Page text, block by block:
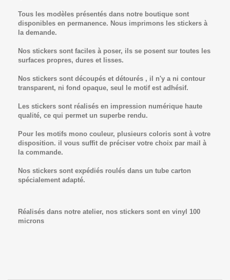
Tous les modèles présentés dans notre boutique sont
disponibles en permanence. Nous imprimons les stickers à
la demande.
Nos stickers sont faciles à poser, ils se posent sur toutes les
surfaces propres, dures et lisses.
Nos stickers sont découpés et détourés , il n'y a ni contour
transparent, ni fond opaque, seul le motif est adhésif.
Les stickers sont réalisés en impression numérique haute
qualité, ce qui permet un superbe rendu.
Pour les motifs mono couleur, plusieurs coloris sont à votre
disposition. il vous suffit de préciser votre choix par mail à
la commande.
Nos stickers sont expédiés roulés dans un tube carton
spécialement adapté.
Réalisés dans notre atelier, nos stickers sont en vinyl 100
microns